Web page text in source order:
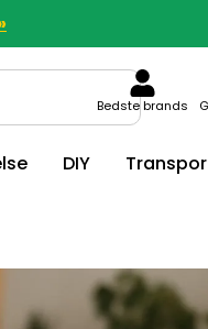
Bedste brands
DIY